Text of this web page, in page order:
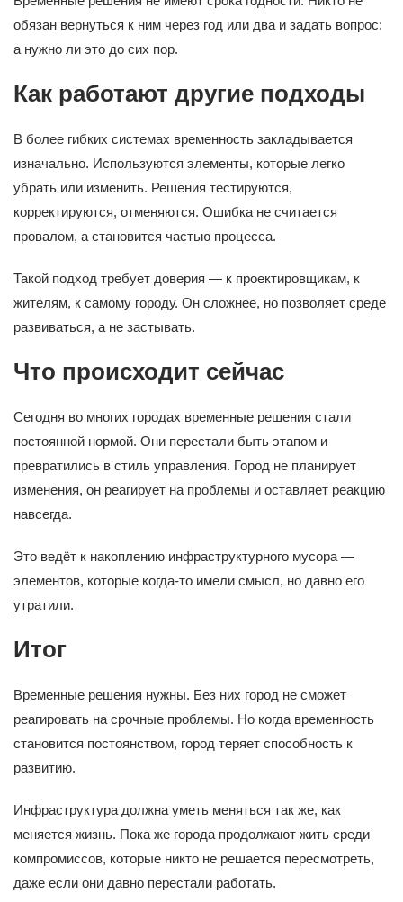
обязан вернуться к ним через год или два и задать вопрос:
а нужно ли это до сих пор.
Как работают другие подходы
В более гибких системах временность закладывается
изначально. Используются элементы, которые легко
убрать или изменить. Решения тестируются,
корректируются, отменяются. Ошибка не считается
провалом, а становится частью процесса.
Такой подход требует доверия — к проектировщикам, к
жителям, к самому городу. Он сложнее, но позволяет среде
развиваться, а не застывать.
Что происходит сейчас
Сегодня во многих городах временные решения стали
постоянной нормой. Они перестали быть этапом и
превратились в стиль управления. Город не планирует
изменения, он реагирует на проблемы и оставляет реакцию
навсегда.
Это ведёт к накоплению инфраструктурного мусора —
элементов, которые когда-то имели смысл, но давно его
утратили.
Итог
Временные решения нужны. Без них город не сможет
реагировать на срочные проблемы. Но когда временность
становится постоянством, город теряет способность к
развитию.
Инфраструктура должна уметь меняться так же, как
меняется жизнь. Пока же города продолжают жить среди
компромиссов, которые никто не решается пересмотреть,
даже если они давно перестали работать.